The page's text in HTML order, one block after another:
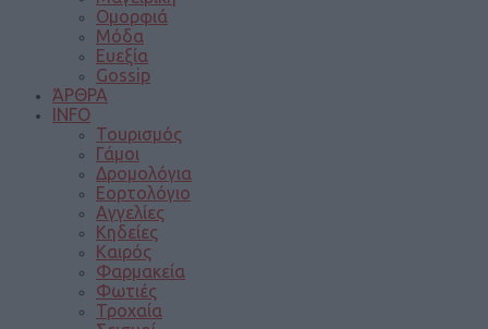
Ομορφιά
Μόδα
Ευεξία
Gossip
ΆΡΘΡΑ
INFO
Τουρισμός
Γάμοι
Δρομολόγια
Εορτολόγιο
Αγγελίες
Κηδείες
Καιρός
Φαρμακεία
Φωτιές
Τροχαία